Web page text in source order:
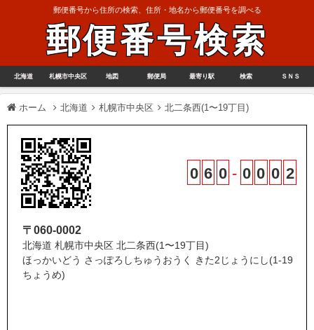
郵便番号から住所の検索、住所・地名から郵便番号を調べる
郵便番号検索
北海道 札幌市中央区 地図 郵便局 最寄り駅 検索 ＳＮＳ
ホーム 北海道 札幌市中央区 北二条西(1〜19丁目)
0 6 0 - 0 0 0 2
〒060-0002
北海道 札幌市中央区 北二条西(1〜19丁目)
ほっかいどう さっぽろしちゅうおうく きた2じょうにし(1-19
ちょうめ)